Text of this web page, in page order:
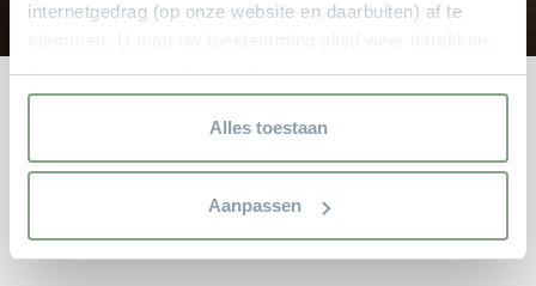
internetgedrag (op onze website en daarbuiten) af te
onze website verwijzen wij u naar onze
Alles toestaan
Aanpassen
Andere bekeken ook
Dit zijn de producten waar anderen naar zochten. Zit er iets
leuks voor u bij?